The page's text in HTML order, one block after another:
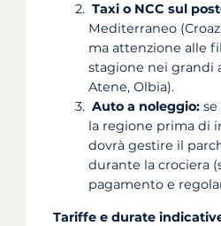
Taxi o NCC sul
Mediterraneo
ma attenzione alle
stagione nei grandi
Atene, Olbia).
Auto a noleggio: se
la regione prima di
dovrà gestire il
durante la crociera
pagamento e
Tariffe e durate